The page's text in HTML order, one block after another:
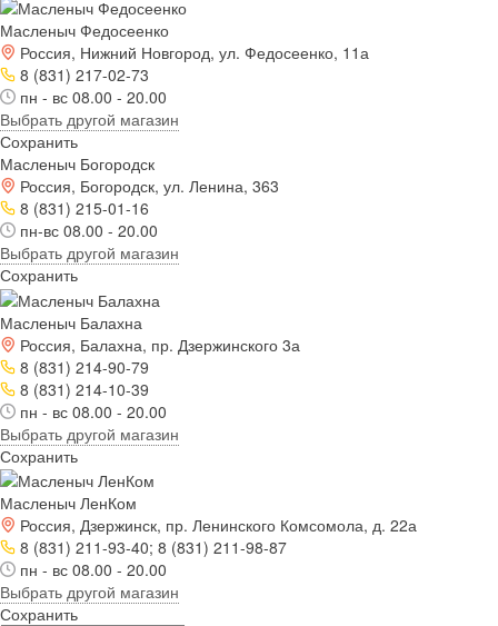
Масленыч Федосеенко
Россия, Нижний Новгород, ул. Федосеенко, 11а
8 (831) 217-02-73
пн - вс 08.00 - 20.00
Выбрать другой магазин
Сохранить
Масленыч Богородск
Россия, Богородск, ул. Ленина, 363
8 (831) 215-01-16
пн-вс 08.00 - 20.00
Выбрать другой магазин
Сохранить
Масленыч Балахна
Россия, Балахна, пр. Дзержинского 3а
8 (831) 214-90-79
8 (831) 214-10-39
пн - вс 08.00 - 20.00
Выбрать другой магазин
Сохранить
Масленыч ЛенКом
Россия, Дзержинск, пр. Ленинского Комсомола, д. 22а
8 (831) 211-93-40; 8 (831) 211-98-87
пн - вс 08.00 - 20.00
Выбрать другой магазин
Сохранить